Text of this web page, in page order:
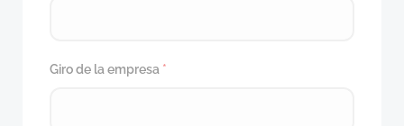
Giro de la empresa *